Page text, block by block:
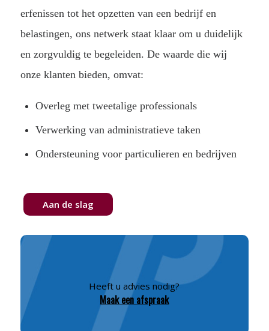
erfenissen tot het opzetten van een bedrijf en
belastingen, ons netwerk staat klaar om u duidelijk
en zorgvuldig te begeleiden. De waarde die wij
onze klanten bieden, omvat:
Overleg met tweetalige professionals
Verwerking van administratieve taken
Ondersteuning voor particulieren en bedrijven
Aan de slag
Heeft u advies nodig?
Maak een afspraak